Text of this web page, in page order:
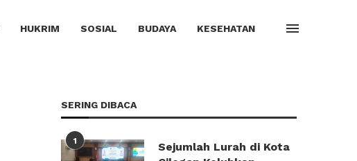
HUKRIM SOSIAL BUDAYA KESEHATAN
SERING DIBACA
1
Sejumlah Lurah di Kota